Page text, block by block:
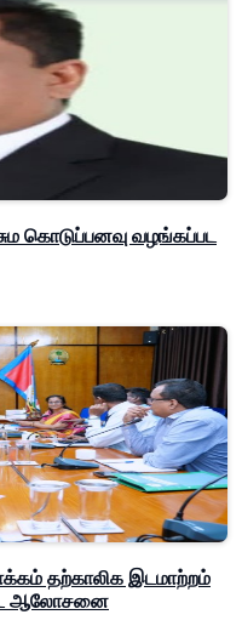
கொடுப்பனவு வழங்கப்பட
தற்காலிக இடமாற்றம்
ஆலோசனை